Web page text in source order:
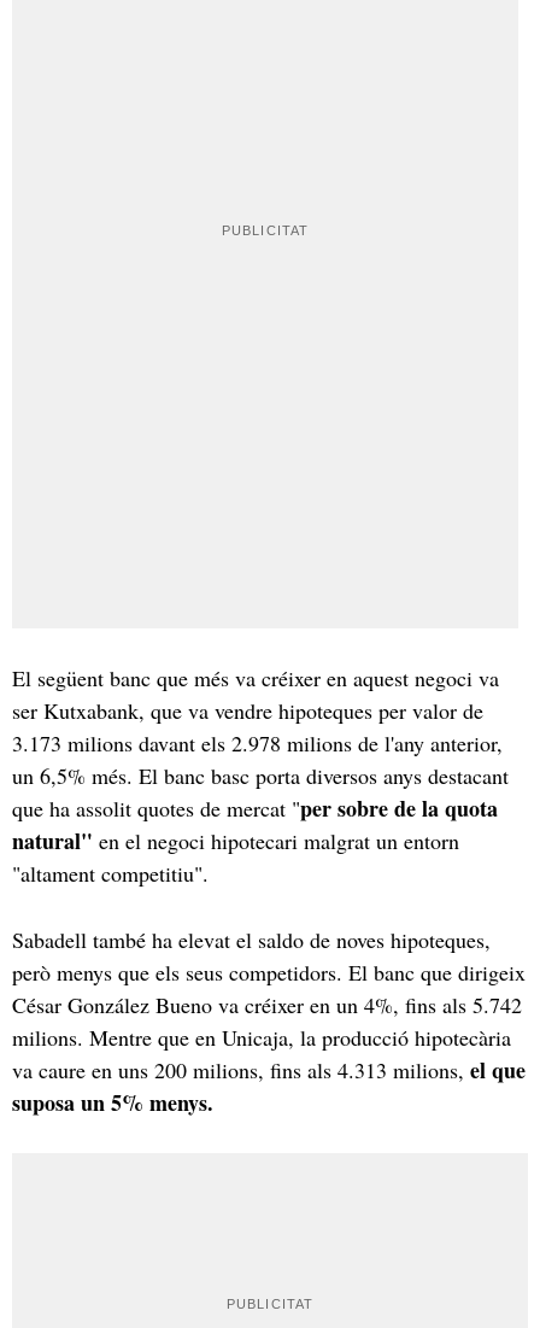
El següent banc que més va créixer en aquest negoci va
ser Kutxabank, que va vendre hipoteques per valor de
3.173 milions davant els 2.978 milions de l'any anterior,
un 6,5% més. El banc basc porta diversos anys destacant
que ha assolit quotes de mercat "per sobre de la quota
natural" en el negoci hipotecari malgrat un entorn
"altament competitiu".
Sabadell també ha elevat el saldo de noves hipoteques,
però menys que els seus competidors. El banc que dirigeix
César González Bueno va créixer en un 4%, fins als 5.742
milions. Mentre que en Unicaja, la producció hipotecària
va caure en uns 200 milions, fins als 4.313 milions, el que
suposa un 5% menys.